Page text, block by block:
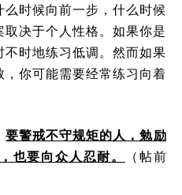
时候向前一步，什么时候
决于个人性格。如果你是
时地练习低调。然而如果
你可能需要经常练习向着
要警戒不守规矩的人，勉励
也要向众人忍耐。
（帖前